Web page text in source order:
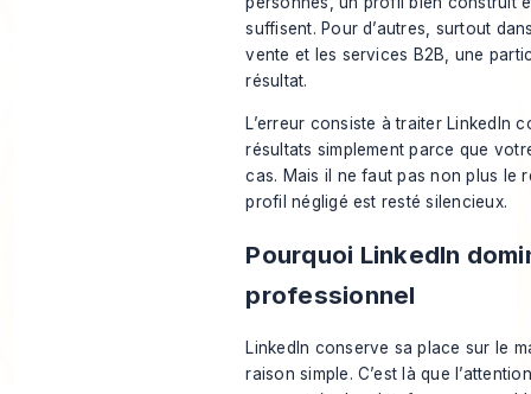
suffisent. Pour d’autres, surtout
vente et les services B2B, une
résultat.
L’erreur consiste à traiter LinkedIn
résultats simplement parce que
cas. Mais il ne faut pas non plus le
profil négligé est resté silencieux.
Pourquoi LinkedIn
professionnel
LinkedIn conserve sa place sur le
raison simple. C’est là que